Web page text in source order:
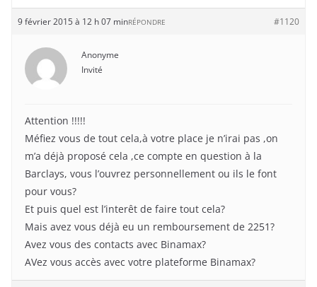
9 février 2015 à 12 h 07 min #1120
RÉPONDRE
Anonyme
Invité
Attention !!!!!
Méfiez vous de tout cela,à votre place je n’irai pas ,on
m’a déjà proposé cela ,ce compte en question à la
Barclays, vous l’ouvrez personnellement ou ils le font
pour vous?
Et puis quel est l’interêt de faire tout cela?
Mais avez vous déjà eu un remboursement de 2251?
Avez vous des contacts avec Binamax?
AVez vous accès avec votre plateforme Binamax?